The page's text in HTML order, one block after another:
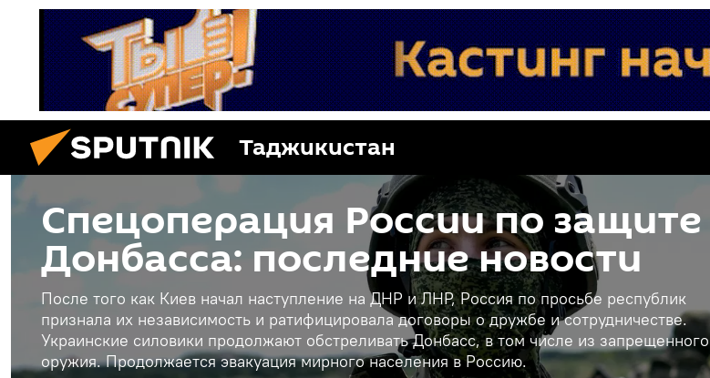
Таджикистан
Спецоперация России по защите
Донбасса: последние новости
После того как Киев начал наступление на ДНР и ЛНР, Россия по просьбе республик
признала их независимость и ратифицировала договоры о дружбе и сотрудничестве.
Украинские силовики продолжают обстреливать Донбасс, в том числе из запрещенного
оружия. Продолжается эвакуация мирного населения в Россию.